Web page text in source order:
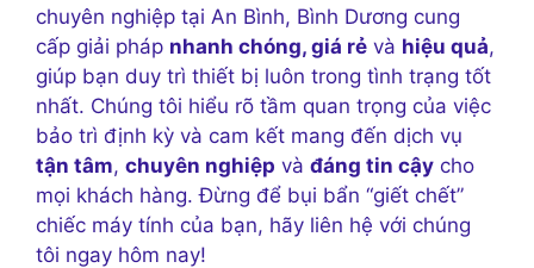
chuyên nghiệp tại An Bình, Bình Dương cung
cấp giải pháp nhanh chóng, giá rẻ và hiệu quả,
giúp bạn duy trì thiết bị luôn trong tình trạng tốt
nhất. Chúng tôi hiểu rõ tầm quan trọng của việc
bảo trì định kỳ và cam kết mang đến dịch vụ
tận tâm, chuyên nghiệp và đáng tin cậy cho
mọi khách hàng. Đừng để bụi bẩn “giết chết”
chiếc máy tính của bạn, hãy liên hệ với chúng
tôi ngay hôm nay!